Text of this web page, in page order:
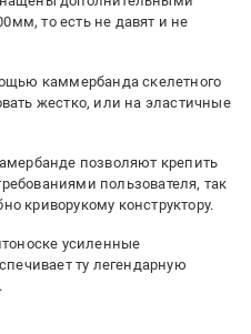
то есть не давят и не
каммербанда скелетного
жестко, или на эластичные
позволяют крепить
пользователя, так
криворукому конструктору.
усиленные
ту легендарную